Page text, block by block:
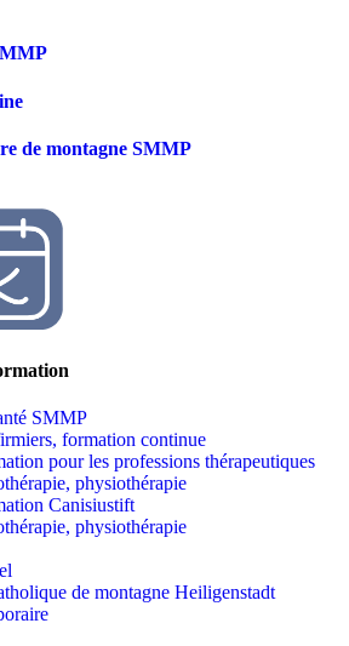
de montagne SMMP
SMMP
formation continue
pour les professions thérapeutiques
physiothérapie
Canisiustift
physiothérapie
de montagne Heiligenstadt